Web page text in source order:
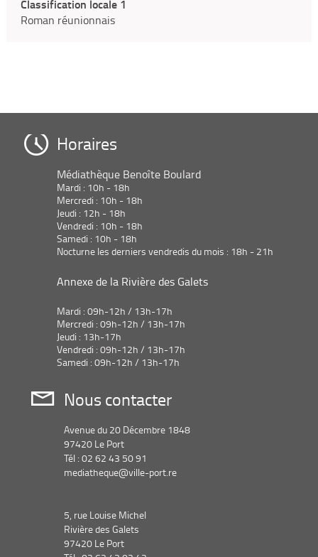
Classification locale 1
Roman réunionnais
Horaires
Médiathèque Benoîte Boulard
Mardi : 10h - 18h
Mercredi : 10h - 18h
Jeudi : 12h - 18h
Vendredi : 10h - 18h
Samedi : 10h - 18h
Nocturne les derniers vendredis du mois : 18h - 21h
Annexe de la Rivière des Galets
Mardi : 09h-12h / 13h-17h
Mercredi : 09h-12h / 13h-17h
Jeudi : 13h-17h
Vendredi : 09h-12h / 13h-17h
Samedi : 09h-12h / 13h-17h
Nous contacter
Avenue du 20 Décembre 1848
97420 Le Port
Tél : 02 62 43 50 91
mediatheque@ville-port.re
5, rue Louise Michel
Rivière des Galets
97420 Le Port